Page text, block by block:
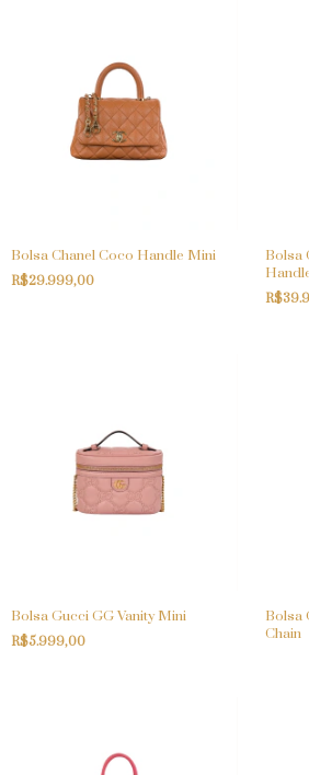
Bolsa Chanel Coco Handle Mini
R$29.999,00
Bolsa
Bolsa Gucci GG Vanity Mini
R$5.999,00
Bolsa
Chain